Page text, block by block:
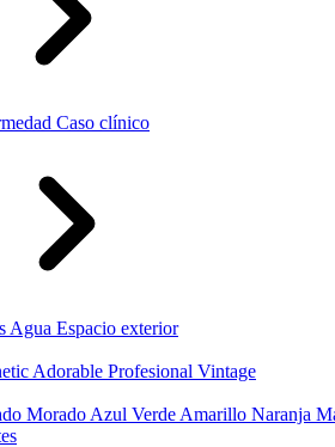
Caso clínico
Agua Espacio exterior
Adorable Profesional Vintage
Morado Azul Verde Amarillo Naranja